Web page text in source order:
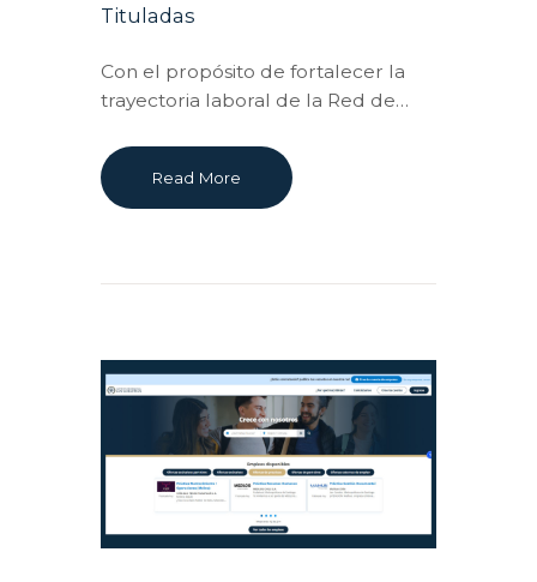
Tituladas
Con el propósito de fortalecer la
trayectoria laboral de la Red de…
Read More